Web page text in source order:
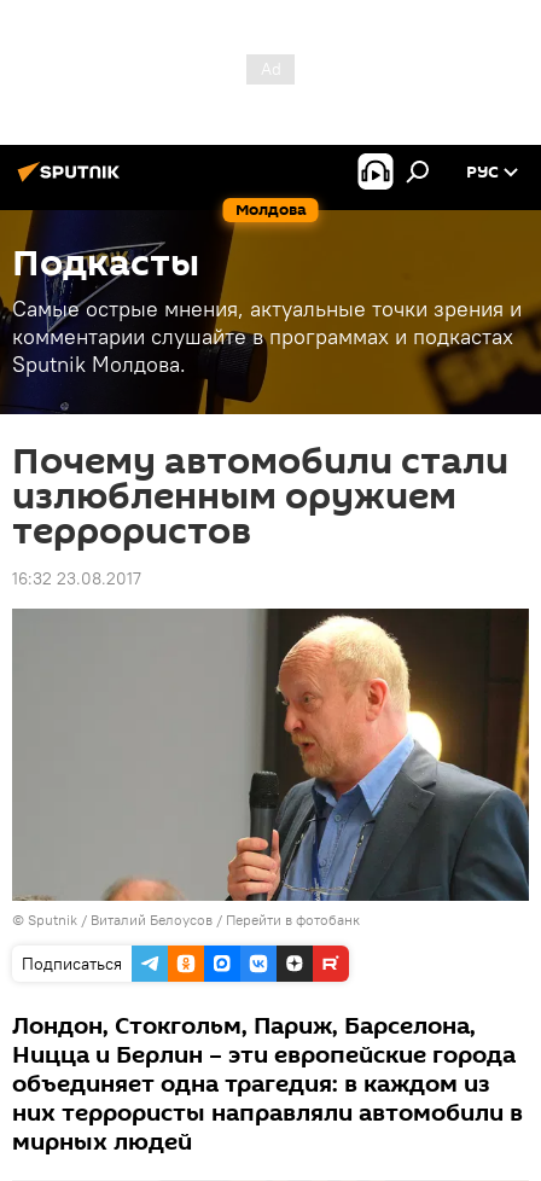
Молдова
РУС
Подкасты
Самые острые мнения, актуальные точки зрения и
комментарии слушайте в программах и подкастах
Sputnik Молдова.
Почему автомобили стали
излюбленным оружием
террористов
16:32 23.08.2017
© Sputnik / Виталий Белоусов / Перейти в фотобанк
Подписаться
Лондон, Стокгольм, Париж, Барселона,
Ницца и Берлин – эти европейские города
объединяет одна трагедия: в каждом из
них террористы направляли автомобили в
мирных людей